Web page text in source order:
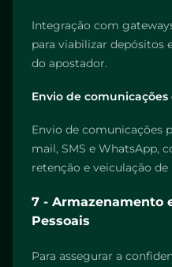
Integração com
para viabilizar depósitos
do apostador.
Envio de
Envio de comunicações
mail, SMS e WhatsApp,
retenção e veiculação
7 - Armazenamento
Pessoais
Para assegurar a